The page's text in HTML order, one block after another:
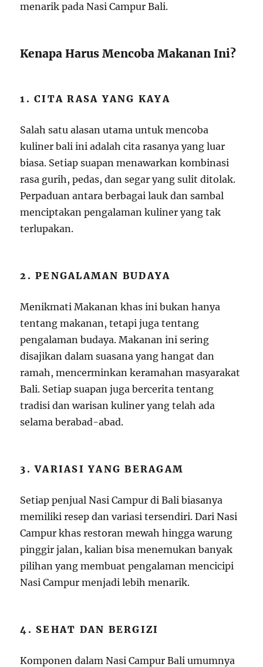
menarik pada Nasi Campur Bali.
Kenapa Harus Mencoba Makanan Ini?
1. CITA RASA YANG KAYA
Salah satu alasan utama untuk mencoba
kuliner bali ini adalah cita rasanya yang luar
biasa. Setiap suapan menawarkan kombinasi
rasa gurih, pedas, dan segar yang sulit ditolak.
Perpaduan antara berbagai lauk dan sambal
menciptakan pengalaman kuliner yang tak
terlupakan.
2. PENGALAMAN BUDAYA
Menikmati Makanan khas ini bukan hanya
tentang makanan, tetapi juga tentang
pengalaman budaya. Makanan ini sering
disajikan dalam suasana yang hangat dan
ramah, mencerminkan keramahan masyarakat
Bali. Setiap suapan juga bercerita tentang
tradisi dan warisan kuliner yang telah ada
selama berabad-abad.
3. VARIASI YANG BERAGAM
Setiap penjual Nasi Campur di Bali biasanya
memiliki resep dan variasi tersendiri. Dari Nasi
Campur khas restoran mewah hingga warung
pinggir jalan, kalian bisa menemukan banyak
pilihan yang membuat pengalaman mencicipi
Nasi Campur menjadi lebih menarik.
4. SEHAT DAN BERGIZI
Komponen dalam Nasi Campur Bali umumnya